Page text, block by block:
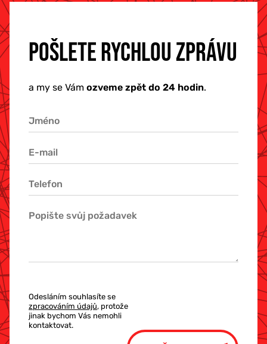
POŠLETE RYCHLOU ZPRÁVU
a my se Vám ozveme zpět do 24 hodin.
Odesláním souhlasíte se
zpracováním údajů, protože
jinak bychom Vás nemohli
kontaktovat.